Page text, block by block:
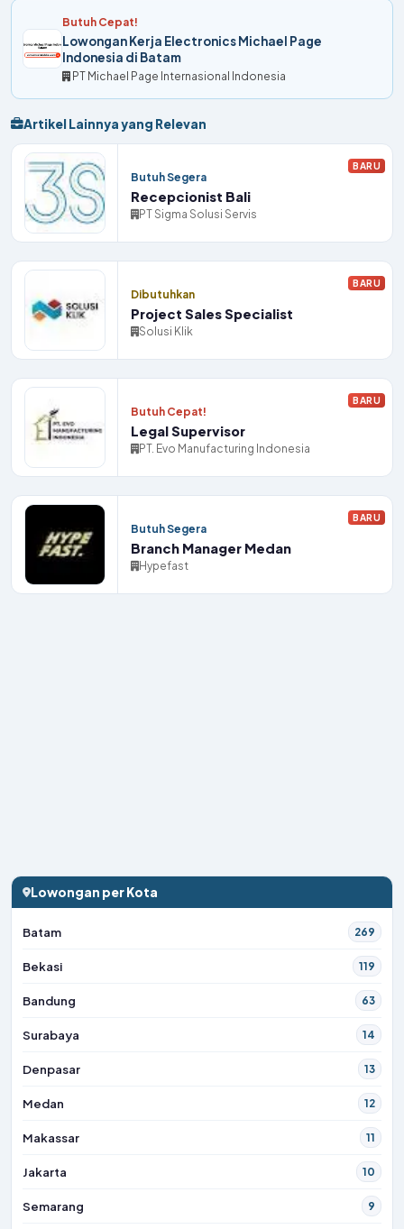
Butuh Cepat!
Lowongan Kerja Electronics Michael Page
Indonesia di Batam
PT Michael Page Internasional Indonesia
Artikel Lainnya yang Relevan
Butuh Segera
Recepcionist Bali
PT Sigma Solusi Servis
BARU
Dibutuhkan
Project Sales Specialist
Solusi Klik
BARU
Butuh Cepat!
Legal Supervisor
PT. Evo Manufacturing Indonesia
BARU
Butuh Segera
Branch Manager Medan
Hypefast
BARU
Lowongan per Kota
Batam 269
Bekasi 119
Bandung 63
Surabaya 14
Denpasar 13
Medan 12
Makassar 11
Jakarta 10
Semarang 9